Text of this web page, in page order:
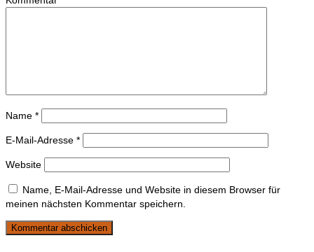
Name *
E-Mail-Adresse *
Website
Name, E-Mail-Adresse und Website in diesem Browser für
meinen nächsten Kommentar speichern.